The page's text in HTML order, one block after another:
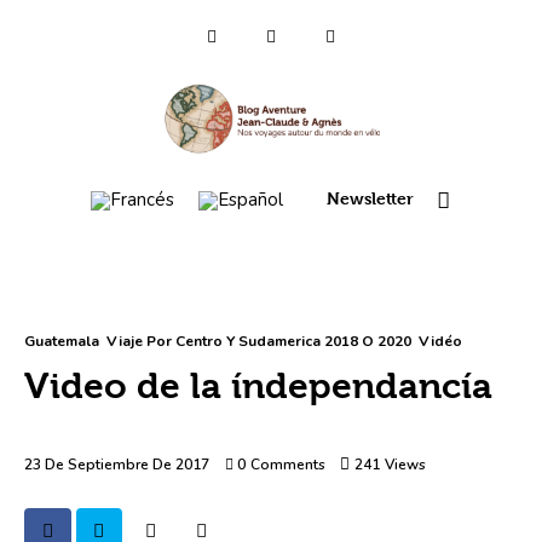
Newsletter
Voyages 2025/26
Asia (es)
France 2021
Guatemala Viaje Por Centro Y Sudamerica 2018 O 2020 Vidéo
Video de la índependancía
23 De Septiembre De 2017 0 Comments 241 Views